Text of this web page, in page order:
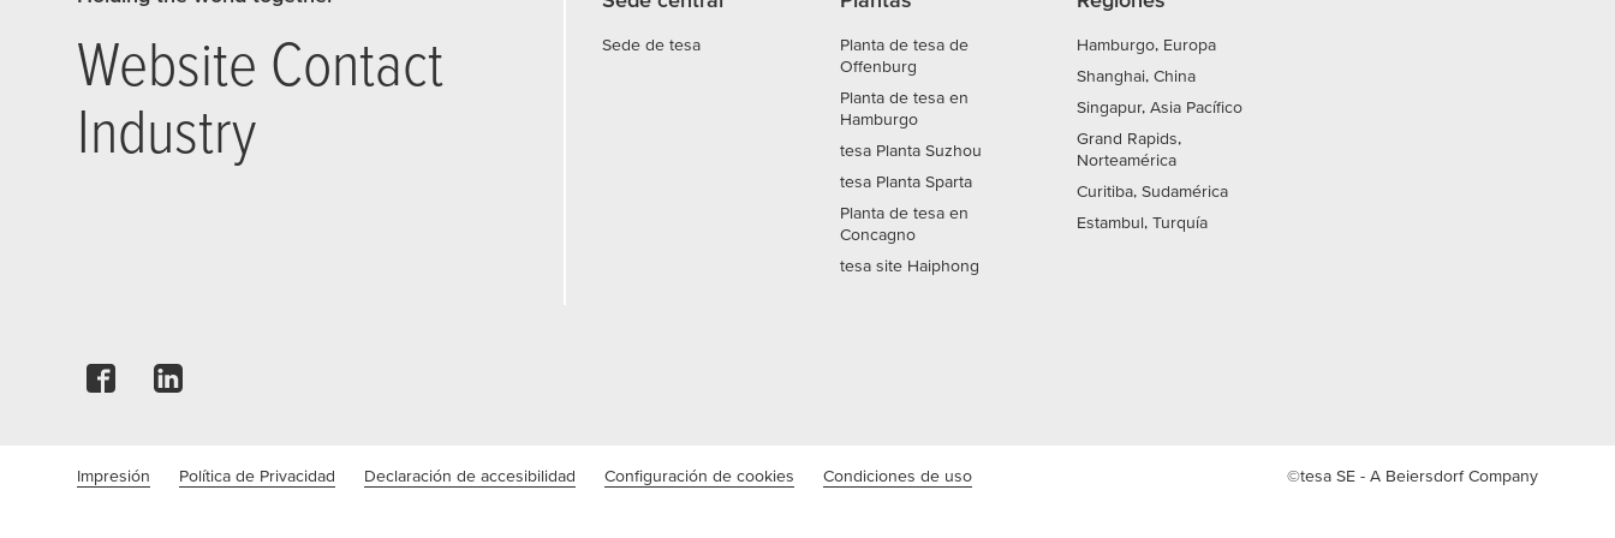
Website Contact
Industry
Sede de tesa
Planta de tesa de
Offenburg
Planta de tesa en
Hamburgo
tesa Planta Suzhou
tesa Planta Sparta
Planta de tesa en
Concagno
tesa site Haiphong
Hamburgo, Europa
Shanghai, China
Singapur, Asia Pacífico
Grand Rapids,
Norteamérica
Curitiba, Sudamérica
Estambul, Turquía
Impresión Política de Privacidad Declaración de accesibilidad Configuración de cookies Condiciones de uso ©tesa SE - A Beiersdorf Company